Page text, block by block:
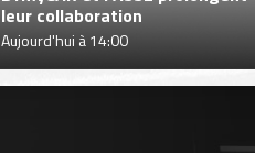
leur collaboration
Aujourd'hui à 14:00